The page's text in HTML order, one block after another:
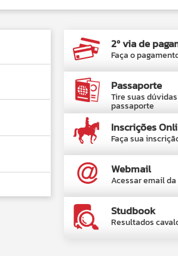
2º via de
Faça o
Passaporte
Tire suas
passaporte
Inscrições
Faça sua
Webmail
Acessar email
Studbook
Resultados